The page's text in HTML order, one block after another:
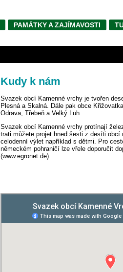
PAMÁTKY A ZAJÍMAVOSTI
Kudy k nám
Svazek obcí Kamenné vrchy je tvořen
Plesná a Skalná. Dále pak obce
Odrava, Třebeň a Velký Luh.
Svazek obcí Kamenné vrchy protínají
trati můžete projet hned šesti z desíti obcí
celodenní výlet například s dětmi. Pro
německém pohraničí lze vřele doporučit
(www.egronet.de).